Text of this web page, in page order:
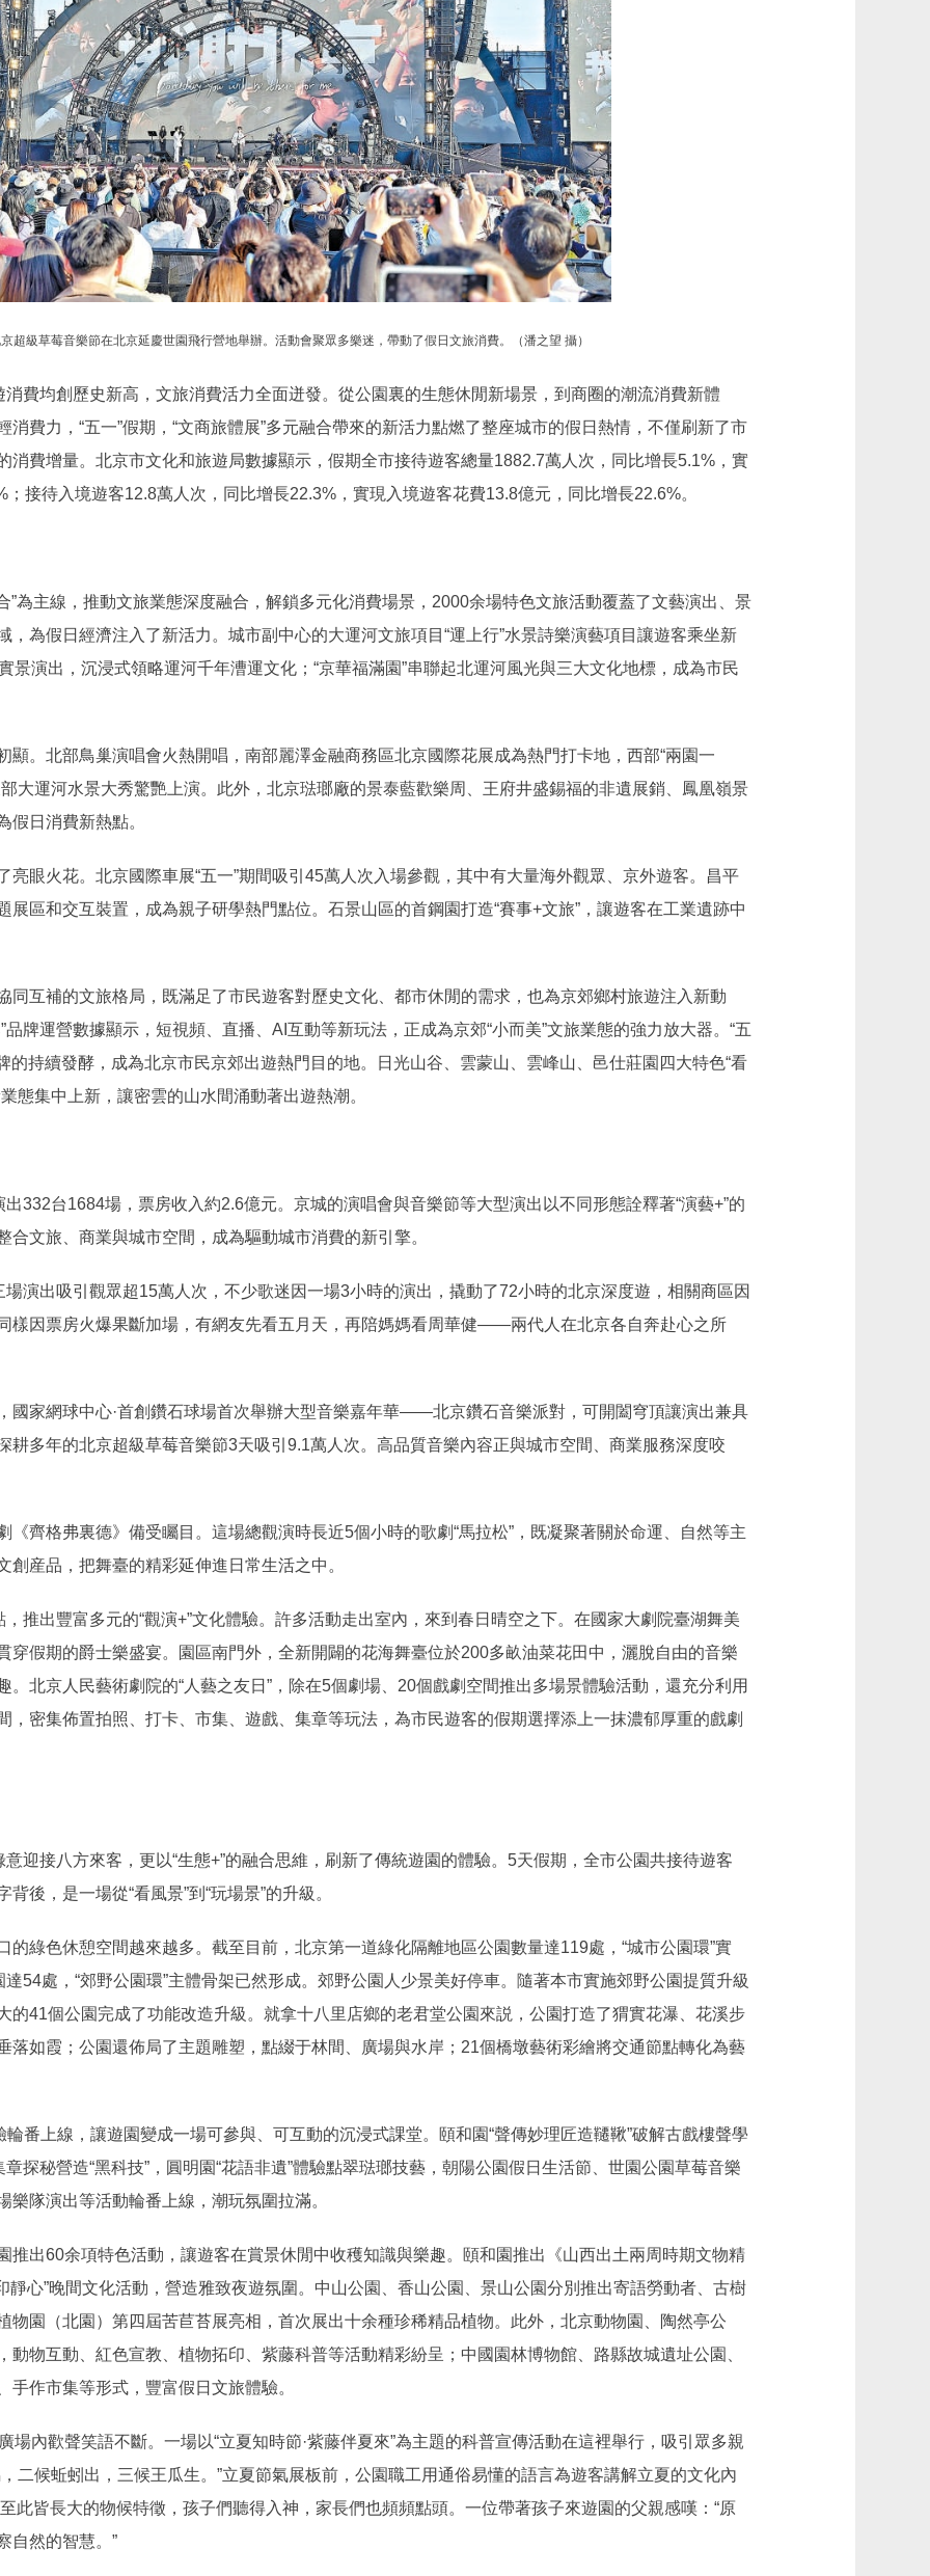
超級草莓音樂節在北京延慶世園飛行營地舉辦。活動會聚眾多樂迷，帶動了假日文旅消費。（潘之望 攝）
均創歷史新高，文旅消費活力全面迸發。從公園裏的生態休閒新場景，到商圈的潮流消費新體
費力，“五一”假期，“文商旅體展”多元融合帶來的新活力點燃了整座城市的假日熱情，不僅刷新了市
消費增量。北京市文化和旅遊局數據顯示，假期全市接待遊客總量1882.7萬人次，同比增長5.1%，實
接待入境遊客12.8萬人次，同比增長22.3%，實現入境遊客花費13.8億元，同比增長22.6%。
主線，推動文旅業態深度融合，解鎖多元化消費場景，2000余場特色文旅活動覆蓋了文藝演出、景
，為假日經濟注入了新活力。城市副中心的大運河文旅項目“運上行”水景詩樂演藝項目讓遊客乘坐新
景演出，沉浸式領略運河千年漕運文化；“京華福滿園”串聯起北運河風光與三大文化地標，成為市民
北部鳥巢演唱會火熱開唱，南部麗澤金融商務區北京國際花展成為熱門打卡地，西部“兩園一
大運河水景大秀驚艷上演。此外，北京琺瑯廠的景泰藍歡樂周、王府井盛錫福的非遺展銷、鳳凰嶺景
假日消費新熱點。
火花。北京國際車展“五一”期間吸引45萬人次入場參觀，其中有大量海外觀眾、京外遊客。昌平
區和交互裝置，成為親子研學熱門點位。石景山區的首鋼園打造“賽事+文旅”，讓遊客在工業遺跡中
補的文旅格局，既滿足了市民遊客對歷史文化、都市休閒的需求，也為京郊鄉村旅遊注入新動
牌運營數據顯示，短視頻、直播、AI互動等新玩法，正成為京郊“小而美”文旅業態的強力放大器。“五
的持續發酵，成為北京市民京郊出遊熱門目的地。日光山谷、雲蒙山、雲峰山、邑仕莊園四大特色“看
態集中上新，讓密雲的山水間涌動著出遊熱潮。
台1684場，票房收入約2.6億元。京城的演唱會與音樂節等大型演出以不同形態詮釋著“演藝+”的
文旅、商業與城市空間，成為驅動城市消費的新引擎。
出吸引觀眾超15萬人次，不少歌迷因一場3小時的演出，撬動了72小時的北京深度遊，相關商區因
樣因票房火爆果斷加場，有網友先看五月天，再陪媽媽看周華健——兩代人在北京各自奔赴心之所
網球中心·首創鑽石球場首次舉辦大型音樂嘉年華——北京鑽石音樂派對，可開闔穹頂讓演出兼具
耕多年的北京超級草莓音樂節3天吸引9.1萬人次。高品質音樂內容正與城市空間、商業服務深度咬
格弗裏德》備受矚目。這場總觀演時長近5個小時的歌劇“馬拉松”，既凝聚著關於命運、自然等主
産品，把舞臺的精彩延伸進日常生活之中。
出豐富多元的“觀演+”文化體驗。許多活動走出室內，來到春日晴空之下。在國家大劇院臺湖舞美
穿假期的爵士樂盛宴。園區南門外，全新開闢的花海舞臺位於200多畝油菜花田中，灑脫自由的音樂
北京人民藝術劇院的“人藝之友日”，除在5個劇場、20個戲劇空間推出多場景體驗活動，還充分利用
，密集佈置拍照、打卡、市集、遊戲、集章等玩法，為市民遊客的假期選擇添上一抹濃郁厚重的戲劇
接八方來客，更以“生態+”的融合思維，刷新了傳統遊園的體驗。5天假期，全市公園共接待遊客
後，是一場從“看風景”到“玩場景”的升級。
色休憩空間越來越多。截至目前，北京第一道綠化隔離地區公園數量達119處，“城市公園環”實
54處，“郊野公園環”主體骨架已然形成。郊野公園人少景美好停車。隨著本市實施郊野公園提質升級
的41個公園完成了功能改造升級。就拿十八里店鄉的老君堂公園來説，公園打造了猬實花瀑、花溪步
落如霞；公園還佈局了主題雕塑，點綴于林間、廣場與水岸；21個橋墩藝術彩繪將交通節點轉化為藝
上線，讓遊園變成一場可參與、可互動的沉浸式課堂。頤和園“聲傳妙理匠造韆鞦”破解古戲樓聲學
探秘營造“黑科技”，圓明園“花語非遺”體驗點翠琺瑯技藝，朝陽公園假日生活節、世園公園草莓音樂
隊演出等活動輪番上線，潮玩氛圍拉滿。
60余項特色活動，讓遊客在賞景休閒中收穫知識與樂趣。頤和園推出《山西出土兩周時期文物精
靜心”晚間文化活動，營造雅致夜遊氛圍。中山公園、香山公園、景山公園分別推出寄語勞動者、古樹
物園（北園）第四屆苦苣苔展亮相，首次展出十余種珍稀精品植物。此外，北京動物園、陶然亭公
物互動、紅色宣教、植物拓印、紫藤科普等活動精彩紛呈；中國園林博物館、路縣故城遺址公園、
作市集等形式，豐富假日文旅體驗。
歡聲笑語不斷。一場以“立夏知時節·紫藤伴夏來”為主題的科普宣傳活動在這裡舉行，吸引眾多親
二候蚯蚓出，三候王瓜生。”立夏節氣展板前，公園職工用通俗易懂的語言為遊客講解立夏的文化內
至此皆長大的物候特徵，孩子們聽得入神，家長們也頻頻點頭。一位帶著孩子來遊園的父親感嘆：“原
自然的智慧。”